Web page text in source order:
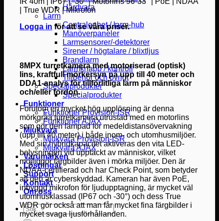
Hårdvara
Larm
Centralenhet / larm-hub
Manöverpaneler
Larmsensorer/-detektorer
Sirener / högtalare / blixtljus
Brandlarm
Larmknapp / kontroll
Tillbehör och övrigt
Specialprodukter
Specialprodukter
Funktioner
Funktioner Provision-ISR
Funktioner AJAX
Mjukvara
Mjukvara Provision-ISR
Mjukvara AJAX
Varumärken
Lösningar
Support
Kontakt
Om oss
Sök
efter:
| True WDR | Mikrofon
Logga in för att se våra priser.
8MPX turretkamera med motoriserad (optisk)
lins, kraftfull mörkersyn på upp till 40 meter och
DDA1-analys för tillförlitliga larm på människor
och/eller fordon.
Förutom en mycket hög upplösning är denna
mörkgråa turretkamera utrustad med en motorlins
som gör den lämpad för medeldistansövervakning
(upp till 40 meter) i både inom- och utomhusmiljöer.
Med sin hybridkapacitet aktiveras den vita LED-
belysningen vid upptäckt av människor, vilket
möjliggör färgbilder även i mörka miljöer. Den är
NDAA-certifierad och har Check Point, som betyder
att den är cyberskyddad. Kameran har även PoE,
inbyggd mikrofon för ljudupptagning, är mycket väl
utomhusklassad (IP67 och -30°) och dess True
WDR gör också att man får mycket fina färgbilder i
mycket svaga ljusförhållanden.